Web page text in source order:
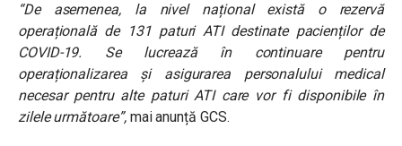
“De asemenea, la nivel național există o rezervă
operațională de 131 paturi ATI destinate pacienților de
COVID-19. Se lucrează în continuare pentru
operaționalizarea și asigurarea personalului medical
necesar pentru alte paturi ATI care vor fi disponibile în
zilele următoare”,mai anunță GCS.